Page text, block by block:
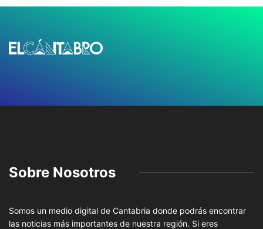
Sobre Nosotros
Somos un medio digital de Cantabria donde podrás encontrar
las noticias más importantes de nuestra región. Si eres